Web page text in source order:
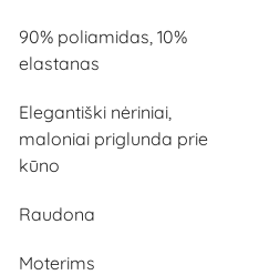
90% poliamidas, 10%
elastanas
Elegantiški nėriniai,
maloniai priglunda prie
kūno
Raudona
Moterims